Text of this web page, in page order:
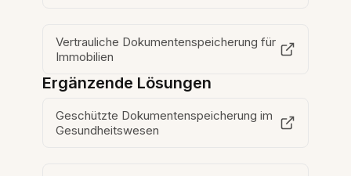
Vertrauliche Dokumentenspeicherung für
Immobilien
Ergänzende Lösungen
Geschützte Dokumentenspeicherung im
Gesundheitswesen